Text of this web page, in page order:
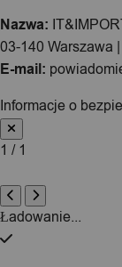
Nazwa:
03-140 Warszawa |
E-mail:
Informacje o
1 / 1
Ładowanie...